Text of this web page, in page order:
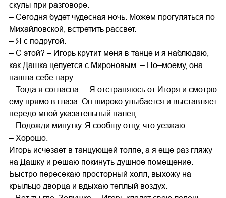
скулы при разговоре.
– Сегодня будет чудесная ночь. Можем прогуляться по
Михайловской, встретить рассвет.
– Я с подругой.
– С этой? – Игорь крутит меня в танце и я наблюдаю,
как Дашка целуется с Мироновым. – По–моему, она
нашла себе пару.
– Тогда я согласна. – Я отстраняюсь от Игоря и смотрю
ему прямо в глаза. Он широко улыбается и выставляет
передо мной указательный палец.
– Подожди минутку. Я сообщу отцу, что уезжаю.
– Хорошо.
Игорь исчезает в танцующей толпе, а я еще раз гляжу
на Дашку и решаю покинуть душное помещение.
Быстро пересекаю просторный холл, выхожу на
крыльцо дворца и вдыхаю теплый воздух.